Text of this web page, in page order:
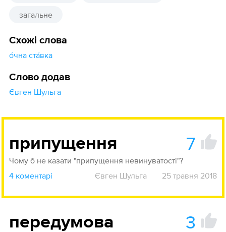
загальне
Схожі слова
о́чна ста́вка
Слово додав
Євген Шульга
припущення 7
Чому б не казати "припущення невинуватості"?
4 коментарі
Євген Шульга 25 травня 2018
передумова 3